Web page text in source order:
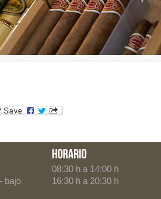
bajo
08:30 h a 14:00 h
16:30 h a 20:30 h